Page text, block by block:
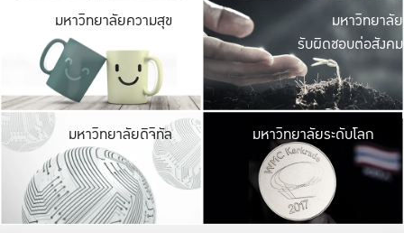
มหาวิทยาลัยความสุข มหาวิ
ค
เปิดประ
และพบเรื่องราวใ
มหาวิทยาลัย
รับผิดชอบต่อสังคม
มหาวิทยาลัยดิจิทัล มหาวิ
เปลี่ยนแปลง แล
เพื่อทำง
ระบบสารสนเทศ
มหาวิทยาลัยระดับโลก